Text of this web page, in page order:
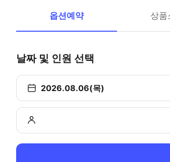
옵션예약 상품
날짜 및 인원 선택
2026.08.06(목)